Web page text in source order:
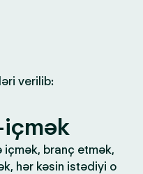
verilib:
içmək
içmək, branç etmək,
hər kəsin istədiyi o